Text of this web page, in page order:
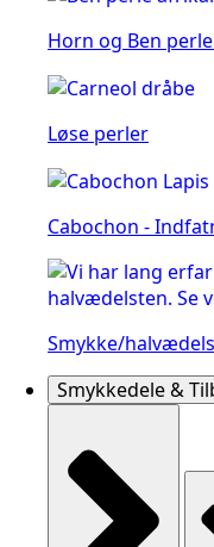
Horn og Ben
Løse perler
Cabochon -
Smykke/
Smykkedele &